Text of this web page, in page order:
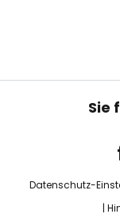
Sie
Datenschutz-